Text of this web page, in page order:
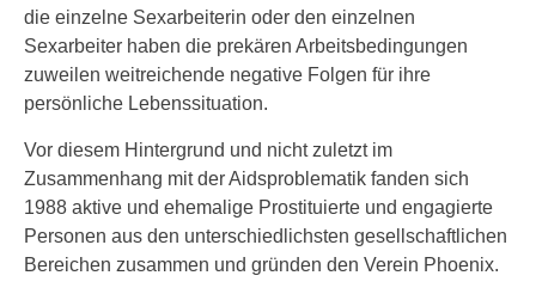
die einzelne Sexarbeiterin oder den einzelnen
Sexarbeiter haben die prekären Arbeitsbedingungen
zuweilen weitreichende negative Folgen für ihre
persönliche Lebenssituation.
Vor diesem Hintergrund und nicht zuletzt im
Zusammenhang mit der Aidsproblematik fanden sich
1988 aktive und ehemalige Prostituierte und engagierte
Personen aus den unterschiedlichsten gesellschaftlichen
Bereichen zusammen und gründen den Verein Phoenix.